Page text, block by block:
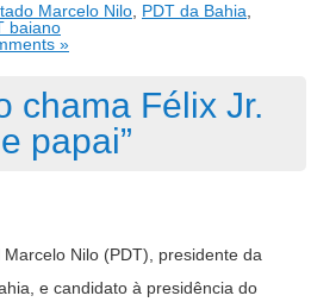
Marcelo Nilo, PDT da Bahia,
baiano
»
chama Félix Jr.
papai”
Nilo (PDT), presidente da
e candidato à presidência do